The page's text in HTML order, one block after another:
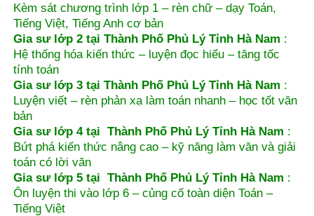
Kèm sát chương trình lớp 1 – rèn chữ – dạy Toán,
Tiếng Việt, Tiếng Anh cơ bản
Gia sư lớp 2 tại Thành Phố Phủ Lý Tỉnh Hà Nam :
Hệ thống hóa kiến thức – luyện đọc hiểu – tăng tốc
tính toán
Gia sư lớp 3 tại Thành Phố Phủ Lý Tỉnh Hà Nam :
Luyện viết – rèn phản xạ làm toán nhanh – học tốt văn
bản
Gia sư lớp 4 tại Thành Phố Phủ Lý Tỉnh Hà Nam :
Bứt phá kiến thức nâng cao – kỹ năng làm văn và giải
toán có lời văn
Gia sư lớp 5 tại Thành Phố Phủ Lý Tỉnh Hà Nam :
Ôn luyện thi vào lớp 6 – củng cố toàn diện Toán –
Tiếng Việt